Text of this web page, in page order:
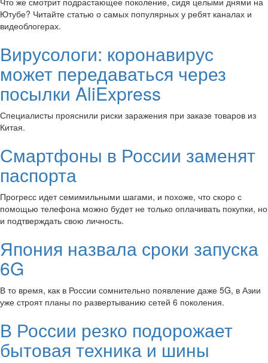
Ютубе? Читайте статью о самых популярных у ребят каналах и
видеоблогерах.
Вирусологи: коронавирус
может передаваться через
посылки AliExpress
Специалисты прояснили риски заражения при заказе товаров из
Китая.
Смартфоны в России заменят
паспорта
Прогресс идет семимильными шагами, и похоже, что скоро с
помощью телефона можно будет не только оплачивать покупки, но
и подтверждать свою личность.
Япония назвала сроки запуска
6G
В то время, как в России сомнительно появление даже 5G, в Азии
уже строят планы по развертыванию сетей 6 поколения.
В России резко подорожает
бытовая техника и шины